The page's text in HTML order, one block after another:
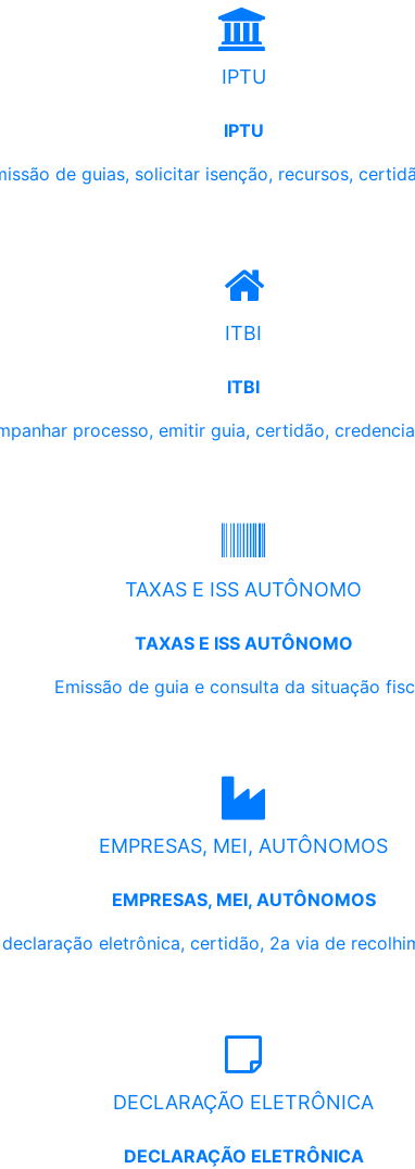
IPTU
IPTU
de guias, solicitar isenção, recursos,
ITBI
ITBI
processo, emitir guia, certidão,
TAXAS E ISS AUTÔNOMO
TAXAS E ISS AUTÔNOMO
Emissão de guia e consulta da situação
EMPRESAS, MEI, AUTÔNOMOS
EMPRESAS, MEI, AUTÔNOMOS
eletrônica, certidão, 2a via de
DECLARAÇÃO ELETRÔNICA
DECLARAÇÃO ELETRÔNICA